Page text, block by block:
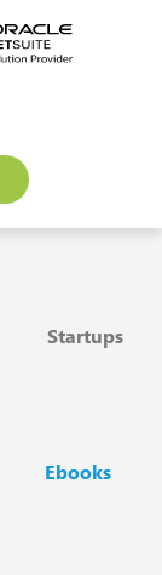
Startups
Ebooks